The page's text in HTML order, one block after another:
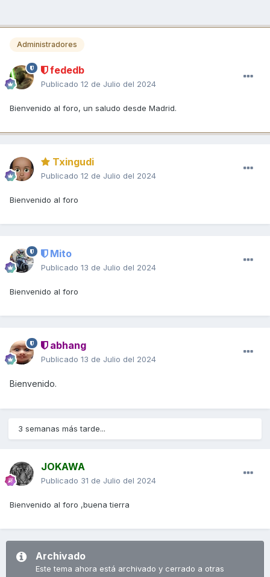
Administradores
fededb
Publicado 12 de Julio del 2024
Bienvenido al foro, un saludo desde Madrid.
Txingudi
Publicado 12 de Julio del 2024
Bienvenido al foro
Mito
Publicado 13 de Julio del 2024
Bienvenido al foro
abhang
Publicado 13 de Julio del 2024
Bienvenido.
3 semanas más tarde...
JOKAWA
Publicado 31 de Julio del 2024
Bienvenido al foro ,buena tierra
Archivado
Este tema ahora está archivado y cerrado a otras